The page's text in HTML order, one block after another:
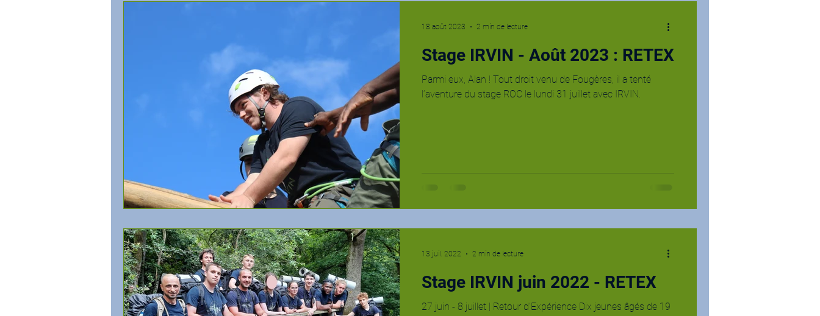
Stage IRVIN - Août 2023 : RETEX
Parmi eux, Alan ! Tout droit venu de Fougères, il a tenté
l’aventure du stage ROC le lundi 31 juillet avec IRVIN.
18 août 2023 2 min de lecture
Stage IRVIN juin 2022 - RETEX
27 juin - 8 juillet | Retour d'Expérience Dix jeunes âgés de 19
13 juil. 2022 2 min de lecture